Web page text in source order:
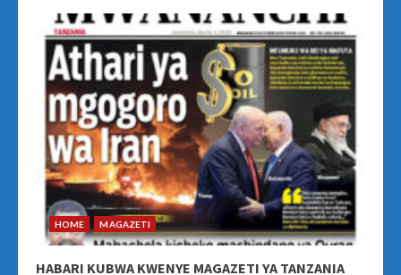
HOME MAGAZETI
HABARI KUBWA KWENYE MAGAZETI YA TANZANIA